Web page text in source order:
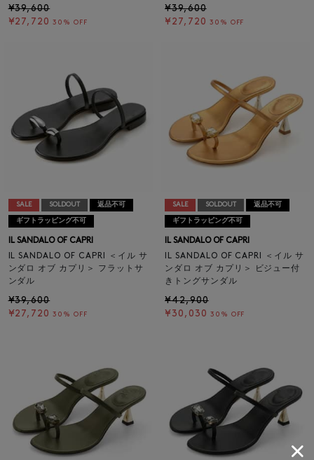
¥39,600
¥27,720 30% OFF
¥39,600
¥27,720 30% OFF
SALE SOLDOUT 返品不可
ギフトラッピング不可
IL SANDALO OF CAPRI
IL SANDALO OF CAPRI ＜イル サ
ンダロ オブ カプリ＞ フラットサ
ンダル
¥39,600
¥27,720 30% OFF
SALE SOLDOUT 返品不可
ギフトラッピング不可
IL SANDALO OF CAPRI
IL SANDALO OF CAPRI ＜イル サ
ンダロ オブ カプリ＞ ビジュー付
きトングサンダル
¥42,900
¥30,030 30% OFF